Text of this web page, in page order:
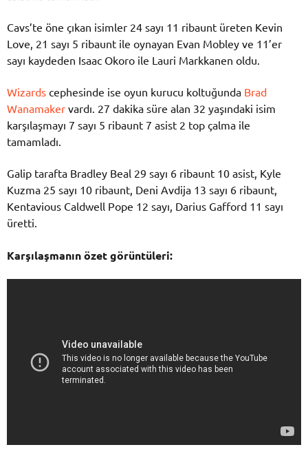
Cavs’te öne çıkan isimler 24 sayı 11 ribaunt üreten Kevin
Love, 21 sayı 5 ribaunt ile oynayan Evan Mobley ve 11’er
sayı kaydeden Isaac Okoro ile Lauri Markkanen oldu.
Wizards cephesinde ise oyun kurucu koltuğunda Brad
Wanamaker vardı. 27 dakika süre alan 32 yaşındaki isim
karşılaşmayı 7 sayı 5 ribaunt 7 asist 2 top çalma ile
tamamladı.
Galip tarafta Bradley Beal 29 sayı 6 ribaunt 10 asist, Kyle
Kuzma 25 sayı 10 ribaunt, Deni Avdija 13 sayı 6 ribaunt,
Kentavious Caldwell Pope 12 sayı, Darius Gafford 11 sayı
üretti.
Karşılaşmanın özet görüntüleri: